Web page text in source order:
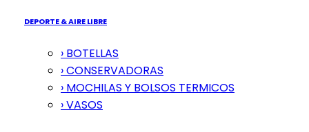
DEPORTE & AIRE LIBRE
› BOTELLAS
› CONSERVADORAS
› MOCHILAS Y BOLSOS TERMICOS
› VASOS